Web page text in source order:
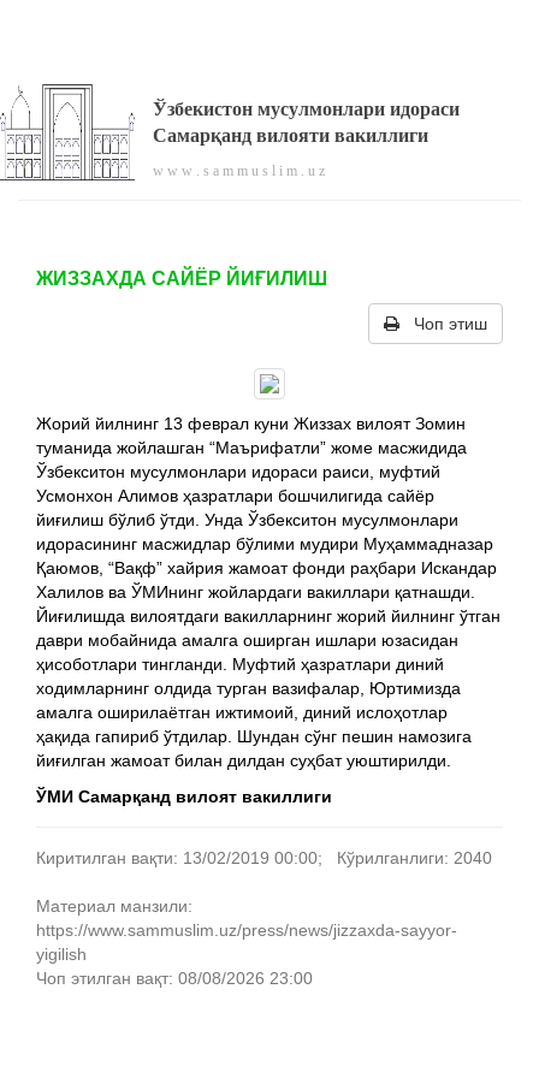
Ўзбекистон мусулмонлари идораси
Самарқанд вилояти вакиллиги
w w w . s a m m u s l i m . u z
ЖИЗЗАХДА САЙЁР ЙИҒИЛИШ
Чоп этиш
Жорий йилнинг 13 феврал куни Жиззах вилоят Зомин
туманида жойлашган “Маърифатли” жоме масжидида
Ўзбекситон мусулмонлари идораси раиси, муфтий
Усмонхон Алимов ҳазратлари бошчилигида сайёр
йиғилиш бўлиб ўтди. Унда Ўзбекситон мусулмонлари
идорасининг масжидлар бўлими мудири Муҳаммадназар
Қаюмов, “Вақф” хайрия жамоат фонди раҳбари Искандар
Халилов ва ЎМИнинг жойлардаги вакиллари қатнашди.
Йиғилишда вилоятдаги вакилларнинг жорий йилнинг ўтган
даври мобайнида амалга оширган ишлари юзасидан
ҳисоботлари тингланди. Муфтий ҳазратлари диний
ходимларнинг олдида турган вазифалар, Юртимизда
амалга оширилаётган ижтимоий, диний ислоҳотлар
ҳақида гапириб ўтдилар. Шундан сўнг пешин намозига
йиғилган жамоат билан дилдан суҳбат уюштирилди.
ЎМИ Самарқанд вилоят вакиллиги
Киритилган вақти: 13/02/2019 00:00; Кўрилганлиги: 2040
Материал манзили:
https://www.sammuslim.uz/press/news/jizzaxda-sayyor-
yigilish
Чоп этилган вақт: 08/08/2026 23:00